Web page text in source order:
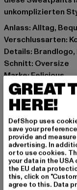
unkomplizierten
Anlass: Alltag,
Verschlussarten:
Details:
Schnitt: Oversize
Marke: Felicious
Kat.: Trousers -
Farbe: blau
Hersteller Farbe:
Polyester
Art.Nr: 61060051-
Hersteller: Urban
GREAT
HERE!
DefShop uses
save your
provide and
advertising. In
or to use cookies.
your data in the
the EU data
this, click on
agree to this. Data